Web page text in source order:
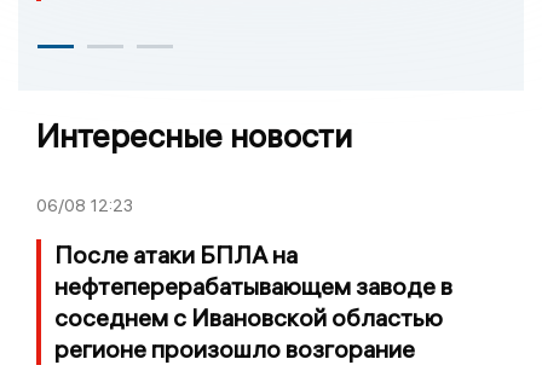
Интересные новости
06/08 12:23
После атаки БПЛА на
нефтеперерабатывающем заводе в
соседнем с Ивановской областью
регионе произошло возгорание